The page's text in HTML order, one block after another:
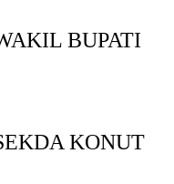
BUPATI
KONUT